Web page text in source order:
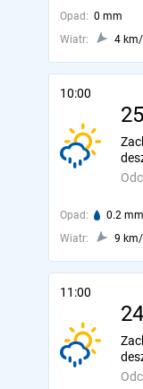
Opad: 0 mm
Wiatr:
4
10:00
Opad: 0.2 mm
Wiatr:
9
11:00